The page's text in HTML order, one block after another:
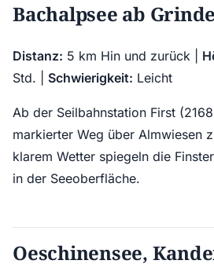
Bachalpsee ab
Distanz: 5 km Hin und zurück |
Std. | Schwierigkeit: Leicht
Ab der Seilbahnstation First
markierter Weg über Almwiesen
klarem Wetter spiegeln die
in der Seeoberfläche.
Oeschinensee,